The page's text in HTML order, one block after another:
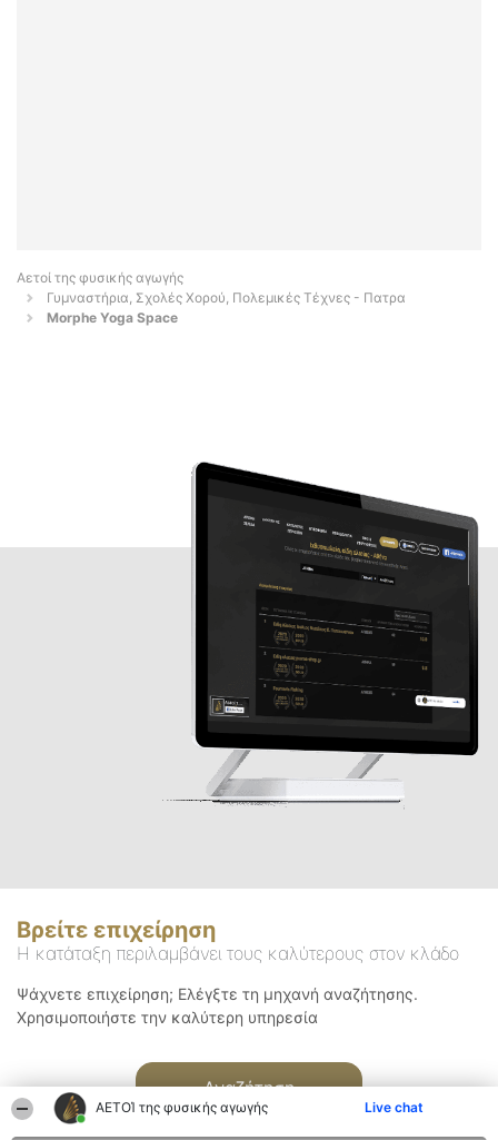
ΑΕΤΟΊ της φυσικής αγωγής Live chat
Αετοί της φυσικής αγωγής
Γυμναστήρια, Σχολές Χορού, Πολεμικές Τέχνες - Πατρα
Morphe Yoga Space
Βρείτε επιχείρηση
Η κατάταξη περιλαμβάνει τους καλύτερους στον κλάδο
Ψάχνετε επιχείρηση; Ελέγξτε τη μηχανή αναζήτησης.
Χρησιμοποιήστε την καλύτερη υπηρεσία
Αναζήτηση